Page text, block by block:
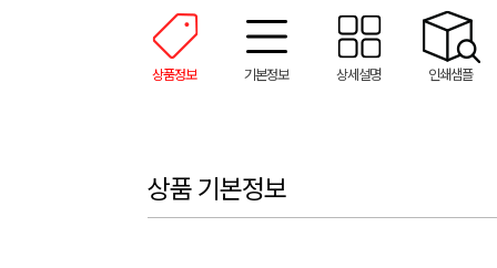
상품정보 기본정보 상세설명 인쇄샘플
상품 기본정보